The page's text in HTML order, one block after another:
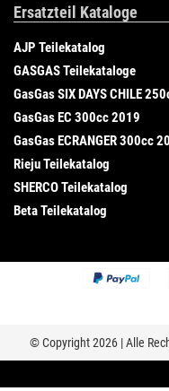
Ersatzteil Kataloge
AJP Teilekatalog
GASGAS Teilekataloge
GasGas SIX DAYS CHILE
GasGas EC 300cc 2019
GasGas ECRANGER 300cc
Rieju Teilekatalog
SHERCO Teilekatalog
Beta Teilekatalog
© Copyright 2026 | Alle